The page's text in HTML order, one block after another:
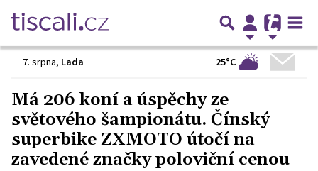
7. srpna, Lada 25°C
Má 206 koní a úspěchy ze
světového šampionátu. Čínský
superbike ZXMOTO útočí na
zavedené značky poloviční cenou